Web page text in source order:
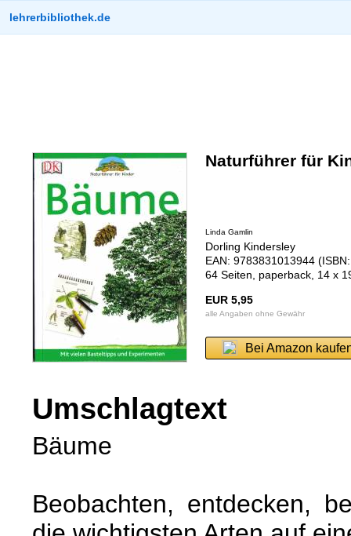
lehrerbibliothek.de
Naturführer für
Linda Gamlin
Dorling Kindersley
EAN: 9783831013944
64 Seiten, paperback, 14 x
EUR 5,95
alle Angaben ohne Gewähr
Bei Amazon
Umschlagtext
Bäume
Beobachten, entdecken,